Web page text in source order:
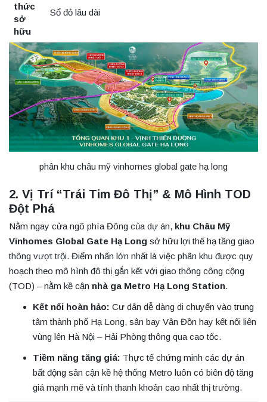
thức
sở
hữu
Sổ đỏ lâu dài
phân khu châu mỹ vinhomes global gate hạ long
2. Vị Trí “Trái Tim Đô Thị” & Mô Hình TOD
Đột Phá
Nằm ngay cửa ngõ phía Đông của dự án, khu Châu Mỹ
Vinhomes Global Gate Hạ Long sở hữu lợi thế hạ tầng giao
thông vượt trội. Điểm nhấn lớn nhất là việc phân khu được quy
hoạch theo mô hình đô thị gắn kết với giao thông công cộng
(TOD) – nằm kề cận nhà ga Metro Hạ Long Station.
Kết nối hoàn hảo: Cư dân dễ dàng di chuyển vào trung
tâm thành phố Hạ Long, sân bay Vân Đồn hay kết nối liên
vùng lên Hà Nội – Hải Phòng thông qua cao tốc.
Tiềm năng tăng giá: Thực tế chứng minh các dự án
bất động sản cận kề hệ thống Metro luôn có biên độ tăng
giá mạnh mẽ và tính thanh khoản cao nhất thị trường.